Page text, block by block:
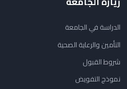
الدراسة في الجامعة
التأمين والرعاية الصحية
شروط القبول
نموذج التفويض